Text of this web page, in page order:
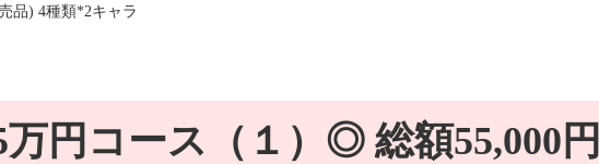
品) 4種類*2キャラ
円コース（１）◎ 総額55,000円